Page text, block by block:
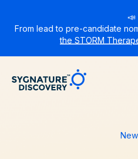
📣
From lead to pre-candidate
the STORM
Sygnature